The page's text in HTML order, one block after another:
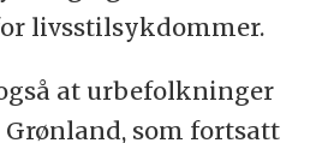
livsstilsykdommer.
at urbefolkninger
som fortsatt